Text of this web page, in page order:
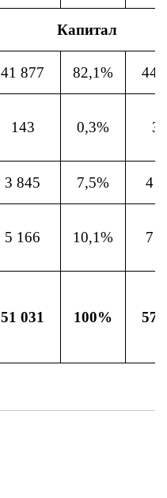
Капитал
41 877 82,1% 44
143 0,3%
3 845 7,5% 4
5 166 10,1% 7
51 031 100% 57